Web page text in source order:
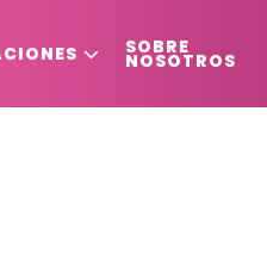
SOBRE
NOSOTROS